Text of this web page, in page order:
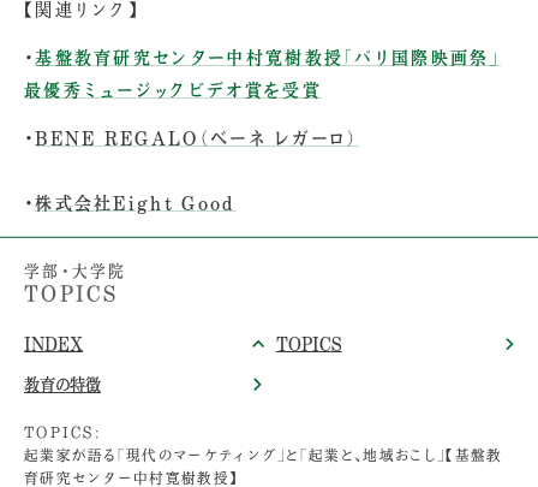
【関連リンク】
・基盤教育研究センター中村寛樹教授「パリ国際映画祭」
最優秀ミュージックビデオ賞を受賞
・ BENE REGALO（ベーネ レガーロ）
・株式会社Eight Good
学部・大学院
TOPICS
INDEX TOPICS
教育の特徴
TOPICS:
起業家が語る「現代のマーケティング」と「起業と、地域おこし」【基盤教
育研究センター中村寛樹教授】